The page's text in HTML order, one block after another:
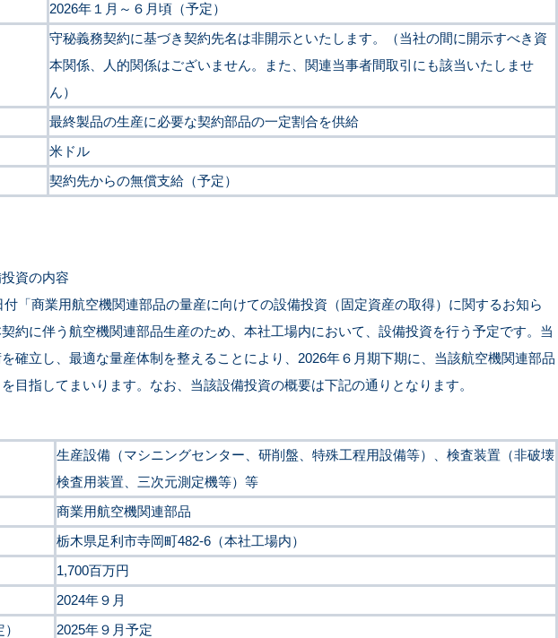
2026年１月～６月頃（予定）
守秘義務契約に基づき契約先名は非開示といたします。（当社の間に開示すべき資
本関係、人的関係はございません。また、関連当事者間取引にも該当いたしませ
ん）
最終製品の生産に必要な契約部品の一定割合を供給
米ドル
契約先からの無償支給（予定）
資の内容
「商業用航空機関連部品の量産に向けての設備投資（固定資産の取得）に関するお知ら
約に伴う航空機関連部品生産のため、本社工場内において、設備投資を行う予定です。当
確立し、最適な量産体制を整えることにより、2026年６月期下期に、当該航空機関連部品
目指してまいります。なお、当該設備投資の概要は下記の通りとなります。
生産設備（マシニングセンター、研削盤、特殊工程用設備等）、検査装置（非破壊
検査用装置、三次元測定機等）等
商業用航空機関連部品
栃木県足利市寺岡町482-6（本社工場内）
1,700百万円
2024年９月
2025年９月予定